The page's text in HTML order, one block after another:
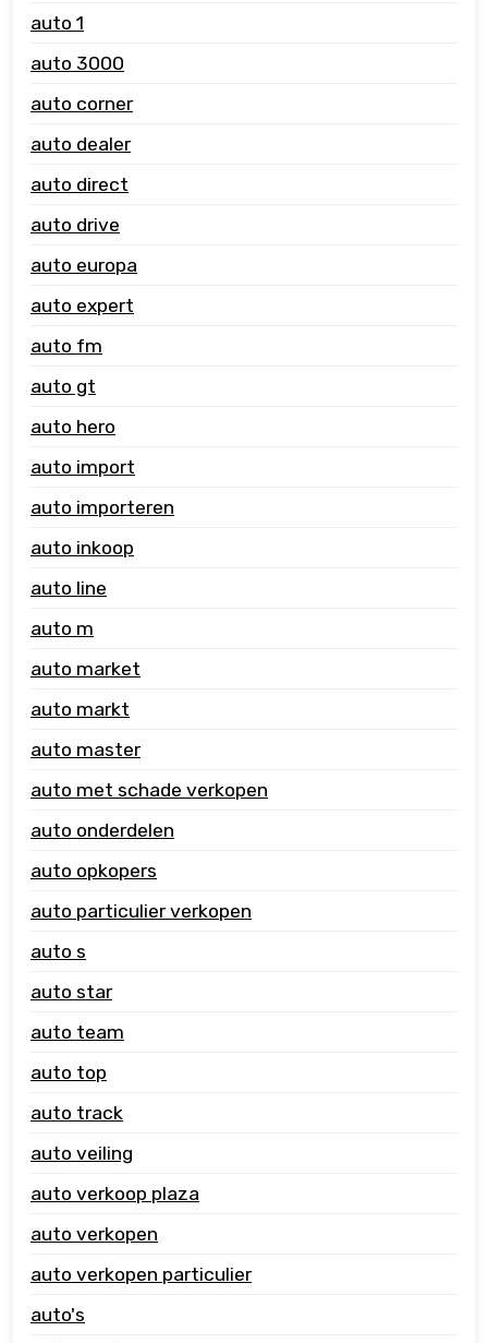
auto 1
auto 3000
auto corner
auto dealer
auto direct
auto drive
auto europa
auto expert
auto fm
auto gt
auto hero
auto import
auto importeren
auto inkoop
auto line
auto m
auto market
auto markt
auto master
auto met schade verkopen
auto onderdelen
auto opkopers
auto particulier verkopen
auto s
auto star
auto team
auto top
auto track
auto veiling
auto verkoop plaza
auto verkopen
auto verkopen particulier
auto's